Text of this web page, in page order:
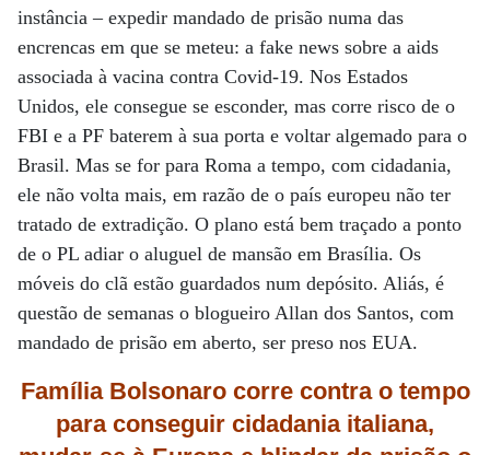
instância – expedir mandado de prisão numa das
encrencas em que se meteu: a fake news sobre a aids
associada à vacina contra Covid-19. Nos Estados
Unidos, ele consegue se esconder, mas corre risco de o
FBI e a PF baterem à sua porta e voltar algemado para o
Brasil. Mas se for para Roma a tempo, com cidadania,
ele não volta mais, em razão de o país europeu não ter
tratado de extradição. O plano está bem traçado a ponto
de o PL adiar o aluguel de mansão em Brasília. Os
móveis do clã estão guardados num depósito. Aliás, é
questão de semanas o blogueiro Allan dos Santos, com
mandado de prisão em aberto, ser preso nos EUA.
Família Bolsonaro corre contra o tempo
para conseguir cidadania italiana,